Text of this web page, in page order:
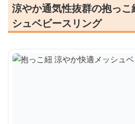
涼やか通気性抜群の抱っこ
シュベビースリング